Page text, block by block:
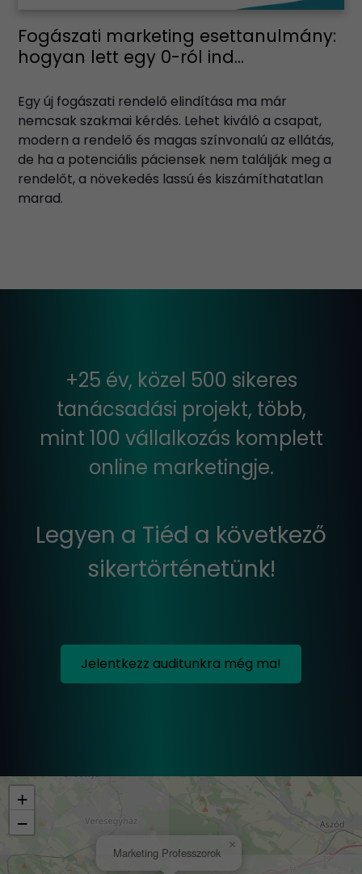
Fogászati marketing esettanulmány:
hogyan lett egy 0-ról ind...
Egy új fogászati rendelő elindítása ma már
nemcsak szakmai kérdés. Lehet kiváló a csapat,
modern a rendelő és magas színvonalú az ellátás,
de ha a potenciális páciensek nem találják meg a
rendelőt, a növekedés lassú és kiszámíthatatlan
marad.
+25 év, közel 500 sikeres
tanácsadási projekt, több,
mint 100 vállalkozás komplett
online marketingje.
Legyen a Tiéd a következő
sikertörténetünk!
Jelentkezz auditunkra még ma!
Marketing Professzorok
×
+
−